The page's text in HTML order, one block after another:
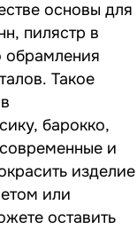
основы для
пилястр в
обрамления
Такое
барокко,
и
изделие
или
оставить